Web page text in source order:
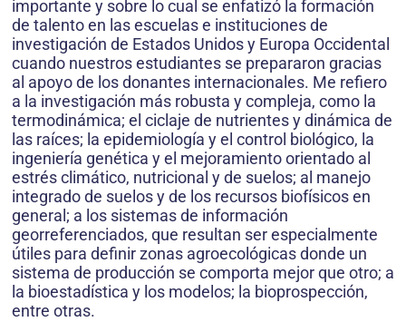
importante y sobre lo cual se enfatizó la formación
de talento en las escuelas e instituciones de
investigación de Estados Unidos y Europa Occidental
cuando nuestros estudiantes se prepararon gracias
al apoyo de los donantes internacionales. Me refiero
a la investigación más robusta y compleja, como la
termodinámica; el ciclaje de nutrientes y dinámica de
las raíces; la epidemiología y el control biológico, la
ingeniería genética y el mejoramiento orientado al
estrés climático, nutricional y de suelos; al manejo
integrado de suelos y de los recursos biofísicos en
general; a los sistemas de información
georreferenciados, que resultan ser especialmente
útiles para definir zonas agroecológicas donde un
sistema de producción se comporta mejor que otro; a
la bioestadística y los modelos; la bioprospección,
entre otras.